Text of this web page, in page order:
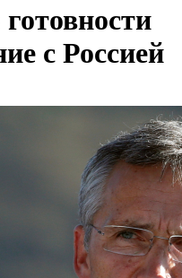
с Россией